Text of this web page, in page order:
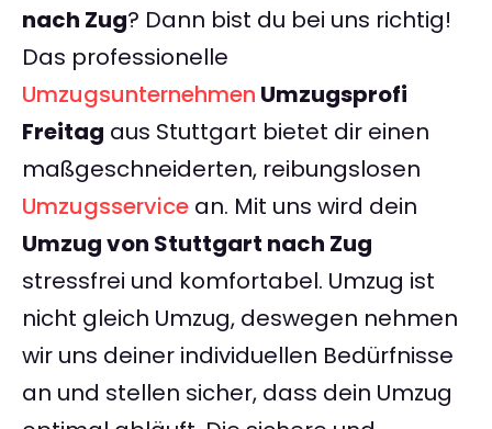
nach Zug? Dann bist du bei uns richtig!
Das professionelle
Umzugsunternehmen Umzugsprofi
Freitag aus Stuttgart bietet dir einen
maßgeschneiderten, reibungslosen
Umzugsservice an. Mit uns wird dein
Umzug von Stuttgart nach Zug
stressfrei und komfortabel. Umzug ist
nicht gleich Umzug, deswegen nehmen
wir uns deiner individuellen Bedürfnisse
an und stellen sicher, dass dein Umzug